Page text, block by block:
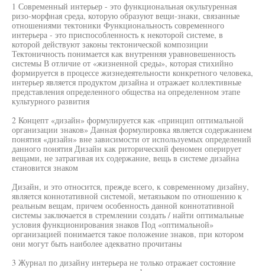
1 Современный интерьер - это функциональная окультуренная
ризо-морфная среда, которую образуют вещи-знаки, связанные
отношениями тектоники Функциональность современного
интерьера - это приспособленность к некоторой системе, в
которой действуют законы тектонической композиции
Тектоничность понимается как внутренняя уравновешенность
системы В отличие от «жизненной среды», которая стихийно
формируется в процессе жизнедеятельности конкретного человека,
интерьер является продуктом дизайна и отражает коллективные
представления определенного общества на определенном этапе
культурного развития
2 Концепт «дизайн» формулируется как «принцип оптимальной
организации знаков» Данная формулировка является содержанием
понятия «дизайн» вне зависимости от используемых определений
данного понятия Дизайн как риторический феномен оперирует
вещами, не затрагивая их содержание, вещь в системе дизайна
становится знаком
Дизайн, и это относится, прежде всего, к современному дизайну,
является коннотативной системой, метаязыком по отношению к
реальным вещам, причем особенность данной коннотативной
системы заключается в стремлении создать / найти оптимальные
условия функционирования знаков Под «оптимальной»
организацией понимается такое положение знаков, при котором
они могут быть наиболее адекватно прочитаны
3 Журнал по дизайну интерьера не только отражает состояние